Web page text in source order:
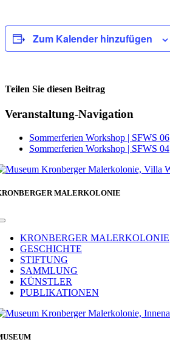
Zum Kalender hinzufügen
Teilen Sie diesen Beitrag
Facebook
Veranstaltung-Navigation
Sommerferien Workshop | SFWS 06
Sommerferien Workshop | SFWS 04
MALERKOLONIE
Toggle
NavigationKRONBERGER MALERKOLONIE
GESCHICHTE
STIFTUNG
SAMMLUNG
KÜNSTLER
PUBLIKATIONEN